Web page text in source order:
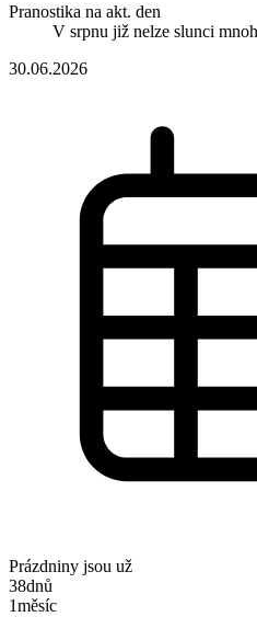
Pranostika na akt. den
V srpnu již nelze slunci
30.06.2026
Prázdniny jsou už
38dnů
1měsíc